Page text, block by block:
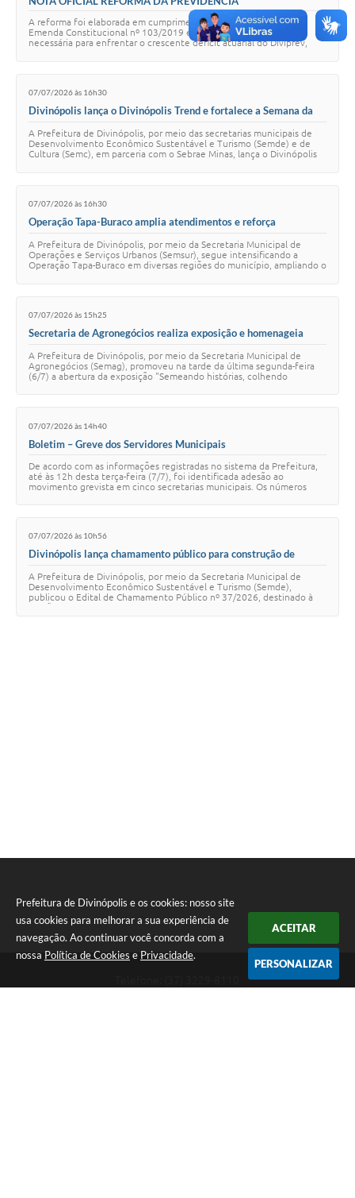
Prefeitura de Divinópolis e os cookies: nosso site
usa cookies para melhorar a sua experiência de
navegação. Ao continuar você concorda com a
nossa Política de Cookies e Privacidade.
ACEITAR
PERSONALIZAR
A reforma foi elaborada em cumprimento às determinações da
Emenda Constitucional nº 103/2019 e representa uma medida
necessária para enfrentar o crescente déficit atuarial do Diviprev,
07/07/2026 às 16h30
Divinópolis lança o Divinópolis Trend e fortalece a Semana da
negócios
A Prefeitura de Divinópolis, por meio das secretarias municipais de
Desenvolvimento Econômico Sustentável e Turismo (Semde) e de
Cultura (Semc), em parceria com o Sebrae Minas, lança o Divinópolis
07/07/2026 às 16h30
Operação Tapa-Buraco amplia atendimentos e reforça
A Prefeitura de Divinópolis, por meio da Secretaria Municipal de
Operações e Serviços Urbanos (Semsur), segue intensificando a
Operação Tapa-Buraco em diversas regiões do município, ampliando o
07/07/2026 às 15h25
Secretaria de Agronegócios realiza exposição e homenageia
A Prefeitura de Divinópolis, por meio da Secretaria Municipal de
Agronegócios (Semag), promoveu na tarde da última segunda-feira
(6/7) a abertura da exposição "Semeando histórias, colhendo
07/07/2026 às 14h40
Boletim – Greve dos Servidores Municipais
De acordo com as informações registradas no sistema da Prefeitura,
até às 12h desta terça-feira (7/7), foi identificada adesão ao
movimento grevista em cinco secretarias municipais. Os números
07/07/2026 às 10h56
Divinópolis lança chamamento público para construção de
A Prefeitura de Divinópolis, por meio da Secretaria Municipal de
Desenvolvimento Econômico Sustentável e Turismo (Semde),
publicou o Edital de Chamamento Público nº 37/2026, destinado à